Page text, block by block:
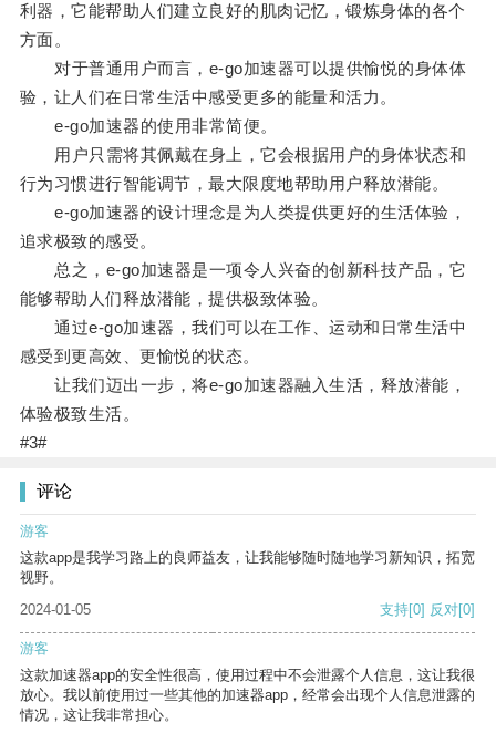
利器，它能帮助人们建立良好的肌肉记忆，锻炼身体的各个
方面。
对于普通用户而言，e-go加速器可以提供愉悦的身体体
验，让人们在日常生活中感受更多的能量和活力。
e-go加速器的使用非常简便。
用户只需将其佩戴在身上，它会根据用户的身体状态和
行为习惯进行智能调节，最大限度地帮助用户释放潜能。
e-go加速器的设计理念是为人类提供更好的生活体验，
追求极致的感受。
总之，e-go加速器是一项令人兴奋的创新科技产品，它
能够帮助人们释放潜能，提供极致体验。
通过e-go加速器，我们可以在工作、运动和日常生活中
感受到更高效、更愉悦的状态。
让我们迈出一步，将e-go加速器融入生活，释放潜能，
体验极致生活。
#3#
评论
游客
这款app是我学习路上的良师益友，让我能够随时随地学习新知识，拓宽
视野。
2024-01-05
支持[0] 反对[0]
游客
这款加速器app的安全性很高，使用过程中不会泄露个人信息，这让我很
放心。我以前使用过一些其他的加速器app，经常会出现个人信息泄露的
情况，这让我非常担心。